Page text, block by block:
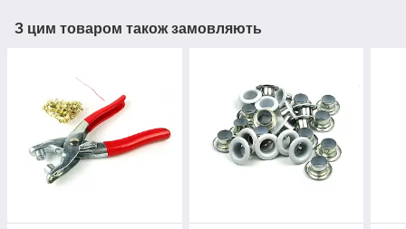
З цим товаром також замовляють